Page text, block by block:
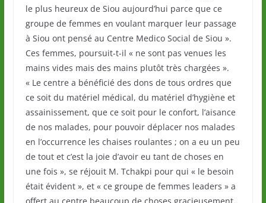
le plus heureux de Siou aujourd’hui parce que ce
groupe de femmes en voulant marquer leur passage
à Siou ont pensé au Centre Medico Social de Siou ».
Ces femmes, poursuit-t-il « ne sont pas venues les
mains vides mais des mains plutôt très chargées ».
« Le centre a bénéficié des dons de tous ordres que
ce soit du matériel médical, du matériel d’hygiène et
assainissement, que ce soit pour le confort, l’aisance
de nos malades, pour pouvoir déplacer nos malades
en l’occurrence les chaises roulantes ; on a eu un peu
de tout et c’est la joie d’avoir eu tant de choses en
une fois », se réjouit M. Tchakpi pour qui « le besoin
était évident », et « ce groupe de femmes leaders » a